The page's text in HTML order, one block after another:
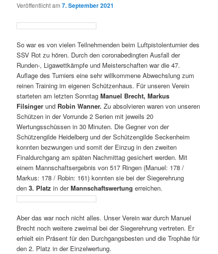
Veröffentlicht am7. September 2021
So war es von vielen Teilnehmenden beim Luftpistolenturnier des
SSV Rot zu hören. Durch den coronabedingten Ausfall der
Runden-, Ligawettkämpfe und Meisterschaften war die 47.
Auflage des Turniers eine sehr willkommene Abwechslung zum
reinen Training im eigenen Schützenhaus. Für unseren Verein
starteten am letzten SonntagManuel Brecht, Markus
Filsinger und Robin Wanner. Zu absolvieren waren von unseren
Schützen in der Vorrunde 2 Serien mit jeweils 20
Wertungsschüssen in 30 Minuten. Die Gegner von der
Schützengilde Heidelberg und der Schützengilde Seckenheim
konnten bezwungen und somit der Einzug in den zweiten
Finaldurchgang am späten Nachmittag gesichert werden. Mit
einem Mannschaftsergebnis von 517 Ringen (Manuel: 178 /
Markus: 178 / Robin: 161) konnten sie bei der Siegerehrung
den3. Platz in derMannschaftswertung erreichen.
Aber das war noch nicht alles. Unser Verein war durch Manuel
Brecht noch weitere zweimal bei der Siegerehrung vertreten. Er
erhielt ein Präsent für den Durchgangsbesten und die Trophäe für
den 2. Platz in der Einzelwertung.